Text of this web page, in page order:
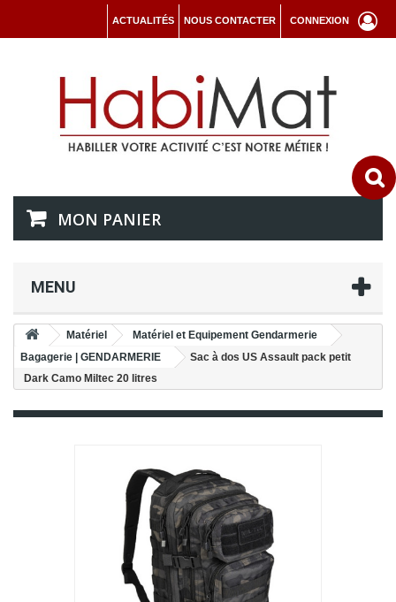
CONNEXION
NOUS CONTACTER
ACTUALITÉS
MON PANIER
MENU
Matériel
Matériel et Equipement Gendarmerie
Bagagerie | GENDARMERIE
Sac à dos US Assault pack petit
Dark Camo Miltec 20 litres